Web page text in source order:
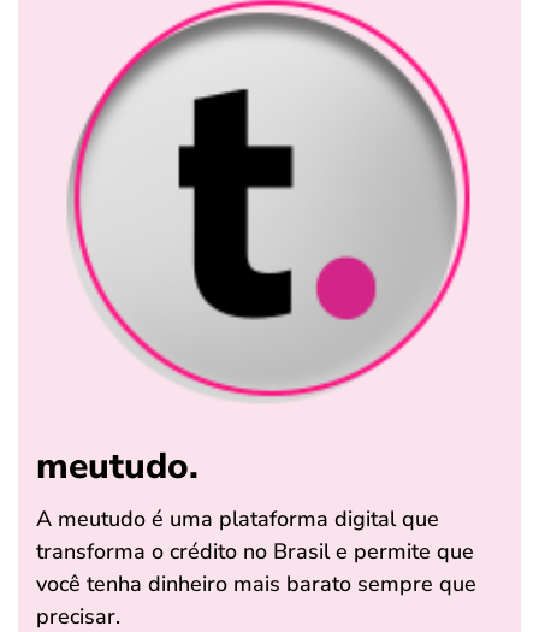
meutudo.
A meutudo é uma plataforma digital que
transforma o crédito no Brasil e permite que
você tenha dinheiro mais barato sempre que
precisar.